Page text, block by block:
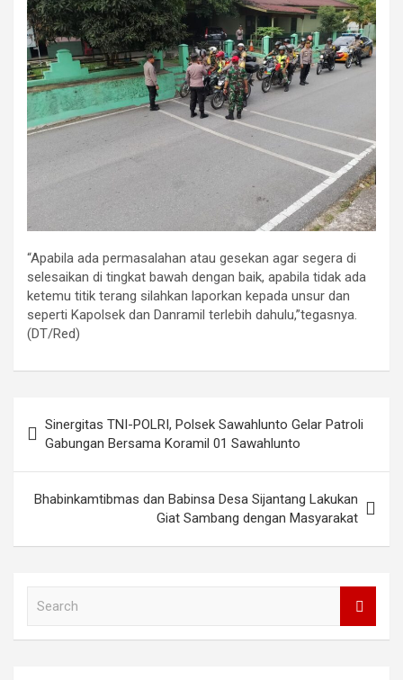
“Apabila ada permasalahan atau gesekan agar segera di
selesaikan di tingkat bawah dengan baik, apabila tidak ada
ketemu titik terang silahkan laporkan kepada unsur dan
seperti Kapolsek dan Danramil terlebih dahulu,”tegasnya.
(DT/Red)
navigation
Sinergitas TNI-POLRI, Polsek Sawahlunto Gelar Patroli
Gabungan Bersama Koramil 01 Sawahlunto
Bhabinkamtibmas dan Babinsa Desa Sijantang Lakukan
Giat Sambang dengan Masyarakat